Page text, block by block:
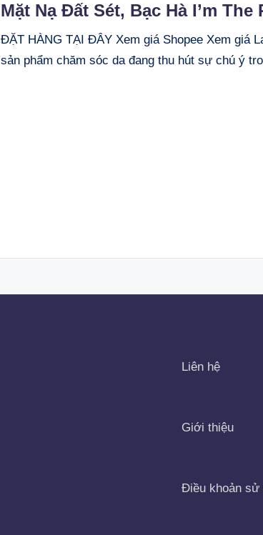
Mặt Nạ Đất Sét, Bạc Hà I’m The
ĐẶT HÀNG TẠI ĐÂY Xem giá Shopee Xem giá
sản phẩm chăm sóc da đang thu hút sự chú ý
Liên hệ
Giới thiệu
Điều khoản sử